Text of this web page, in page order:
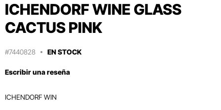
ICHENDORF WINE GLASS
CACTUS PINK
#7440828 EN STOCK
Escribir una reseña
ICHENDORF WIN